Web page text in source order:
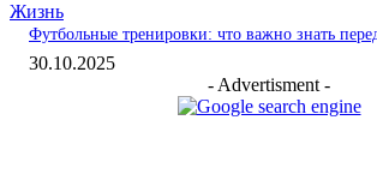
Жизнь
Футбольные тренировки: что важно знать
30.10.2025
- Advertisment -